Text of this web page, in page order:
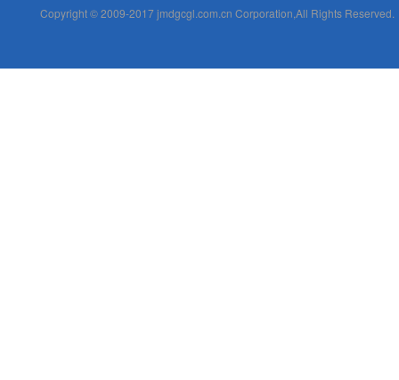
Copyright © 2009-2017 jmdgcgl.com.cn Corporation,All Rights Reserved.